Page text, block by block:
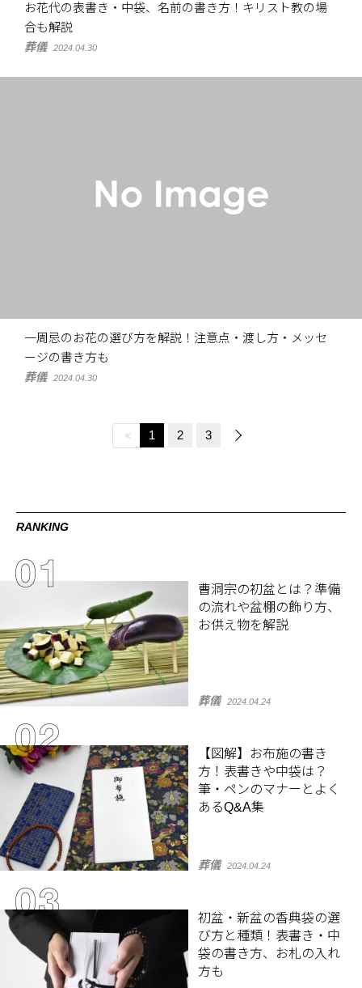
お花代の表書き・中袋、名前の書き方！キリスト教の場
合も解説
葬儀 2024.04.30
一周忌のお花の選び方を解説！注意点・渡し方・メッセ
ージの書き方も
葬儀 2024.04.30
1 2 3
RANKING
曹洞宗の初盆とは？準備
の流れや盆棚の飾り方、
お供え物を解説
葬儀 2024.04.24
【図解】お布施の書き
方！表書きや中袋は？
筆・ペンのマナーとよく
あるQ&A集
葬儀 2024.04.24
初盆・新盆の香典袋の選
び方と種類！表書き・中
袋の書き方、お札の入れ
方も